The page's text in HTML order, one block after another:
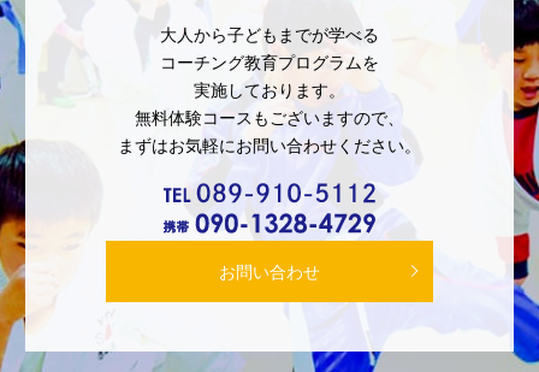
大人から子どもまでが学べる
コーチング教育プログラムを
実施しております。
無料体験コースもございますので、
まずはお気軽にお問い合わせください。
お問い合わせ